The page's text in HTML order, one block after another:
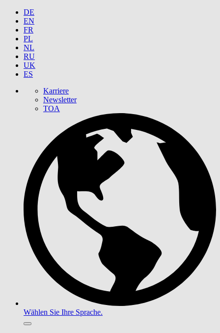
DE
EN
FR
PL
NL
RU
UK
ES
Karriere
Newsletter
TOA
Wählen Sie Ihre Sprache.